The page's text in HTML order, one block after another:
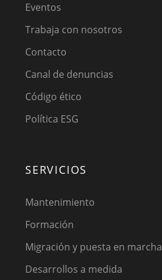
Eventos
Trabaja con nosotros
Contacto
Canal de denuncias
Código ético
Política ESG
SERVICIOS
Mantenimiento
Formación
Migración y puesta en marcha
Desarrollos a medida